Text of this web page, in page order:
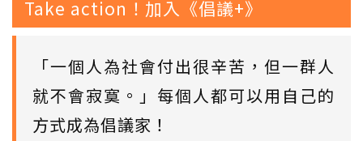
Take action！加入《倡議+》
「一個人為社會付出很辛苦，但一群人
就不會寂寞。」每個人都可以用自己的
方式成為倡議家！